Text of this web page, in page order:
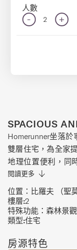
人數
- 2 +
SPACIOUS
Homerunner坐落
雙層住宅，為全家
地理位置便利，同
中，盡享靜謐。住
層。另外兩間臥室
為開放式起居、廚
這一空間非常適合
美景的理想之所。
閱讀更多
位置： 比羅夫 （聖
樓層:2
特殊功能： 森林景觀
類型:住宅
房源特色